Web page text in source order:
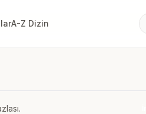
A-Z Dizin